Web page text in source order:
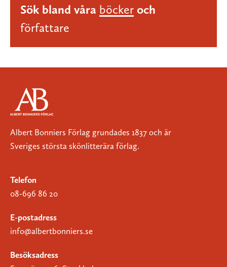
Sök bland våra böcker och
författare
Albert Bonniers Förlag grundades 1837 och är
Sveriges största skönlitterära förlag.
Telefon
08-696 86 20
E-postadress
info@albertbonniers.se
Besöksadress